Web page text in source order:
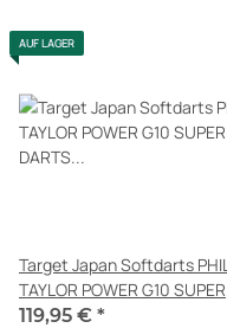
AUF LAGER
Target Japan Softdarts PHIL
TAYLOR POWER G10 SUPER
DARTS EDITION 95% 22G
119,95 € *